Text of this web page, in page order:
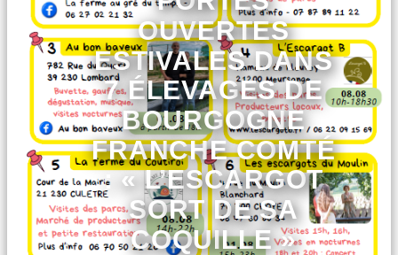
OUVERTES
ESTIVALES DANS
7 ÉLEVAGES DE
BOURGOGNE
FRANCHE COMTÉ
: « L’ESCARGOT
SORT DE SA
COQUILLE »